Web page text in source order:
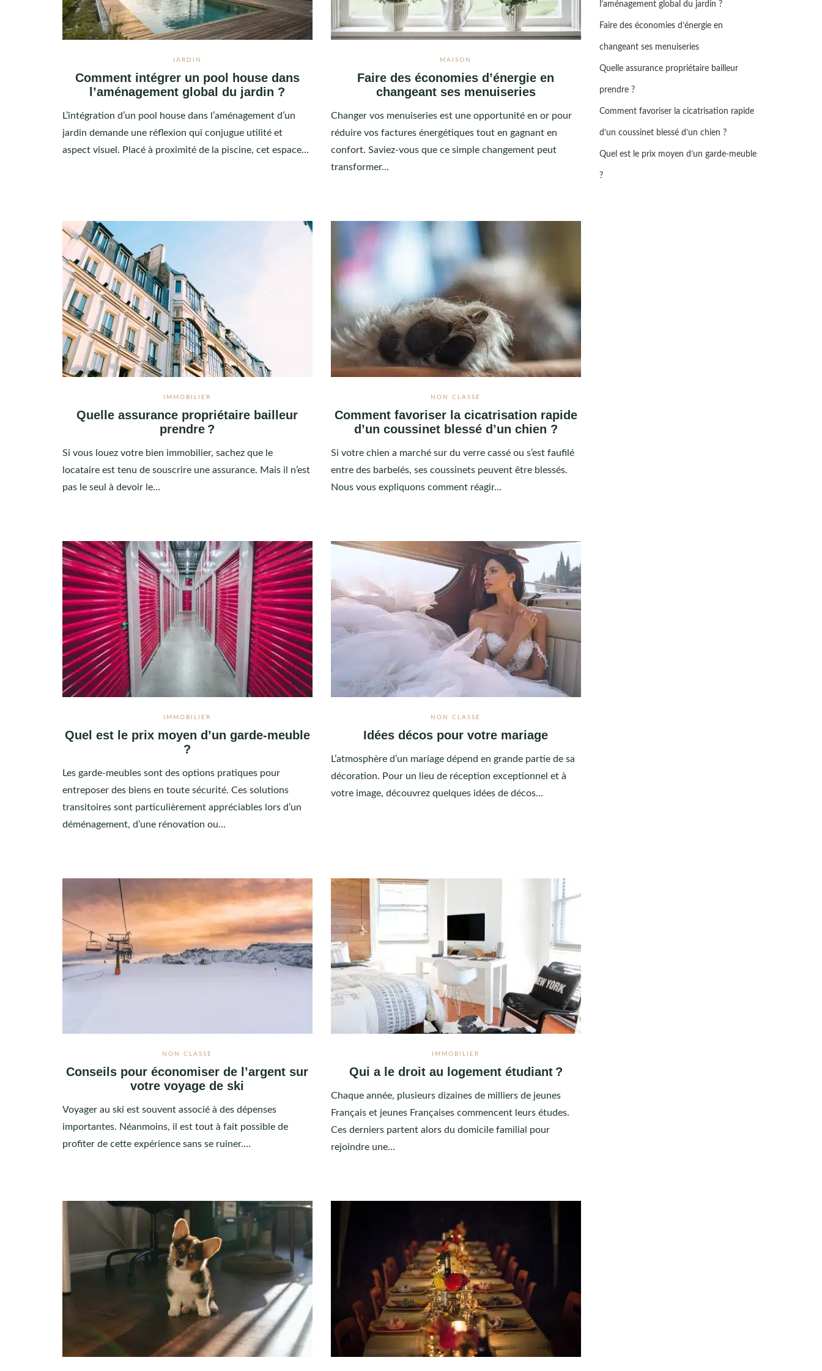
JARDIN
Comment intégrer un pool house dans
l’aménagement global du jardin ?
L’intégration d’un pool house dans l’aménagement d’un
jardin demande une réflexion qui conjugue utilité et
aspect visuel. Placé à proximité de la piscine, cet espace…
MAISON
Faire des économies d’énergie en
changeant ses menuiseries
Changer vos menuiseries est une opportunité en or pour
réduire vos factures énergétiques tout en gagnant en
confort. Saviez-vous que ce simple changement peut
transformer…
IMMOBILIER
Quelle assurance propriétaire bailleur
prendre ?
Si vous louez votre bien immobilier, sachez que le
locataire est tenu de souscrire une assurance. Mais il n’est
pas le seul à devoir le…
NON CLASSÉ
Comment favoriser la cicatrisation rapide
d’un coussinet blessé d’un chien ?
Si votre chien a marché sur du verre cassé ou s’est faufilé
entre des barbelés, ses coussinets peuvent être blessés.
Nous vous expliquons comment réagir…
IMMOBILIER
Quel est le prix moyen d’un garde-meuble
?
Les garde-meubles sont des options pratiques pour
entreposer des biens en toute sécurité. Ces solutions
transitoires sont particulièrement appréciables lors d’un
déménagement, d’une rénovation ou…
NON CLASSÉ
Idées décos pour votre mariage
L’atmosphère d’un mariage dépend en grande partie de sa
décoration. Pour un lieu de réception exceptionnel et à
votre image, découvrez quelques idées de décos…
NON CLASSÉ
Conseils pour économiser de l’argent sur
votre voyage de ski
Voyager au ski est souvent associé à des dépenses
importantes. Néanmoins, il est tout à fait possible de
profiter de cette expérience sans se ruiner.…
IMMOBILIER
Qui a le droit au logement étudiant ?
Chaque année, plusieurs dizaines de milliers de jeunes
Français et jeunes Françaises commencent leurs études.
Ces derniers partent alors du domicile familial pour
rejoindre une…
l’aménagement global du jardin ?
Faire des économies d’énergie en
changeant ses menuiseries
Quelle assurance propriétaire bailleur
prendre ?
Comment favoriser la cicatrisation rapide
d’un coussinet blessé d’un chien ?
Quel est le prix moyen d’un garde-meuble
?